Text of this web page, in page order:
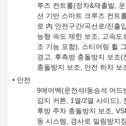
루즈 컨트롤(정차&재출발,
션 기반 스마트 크루즈 컨트
로 內 안전구간/곡선로/진출
능형 속도 제한 보조, 고속도
조 기능 포함), 스티어링 휠
경고, 후측방 충돌방지 보조
충돌방지 보조, 안전 하차 보
안전
9에어백(운전석/동승석 어드
감지 커튼, 1열/2열 사이드),
후방 주차 충돌방지 보조,
동 시스템, 경사로 밀림방지